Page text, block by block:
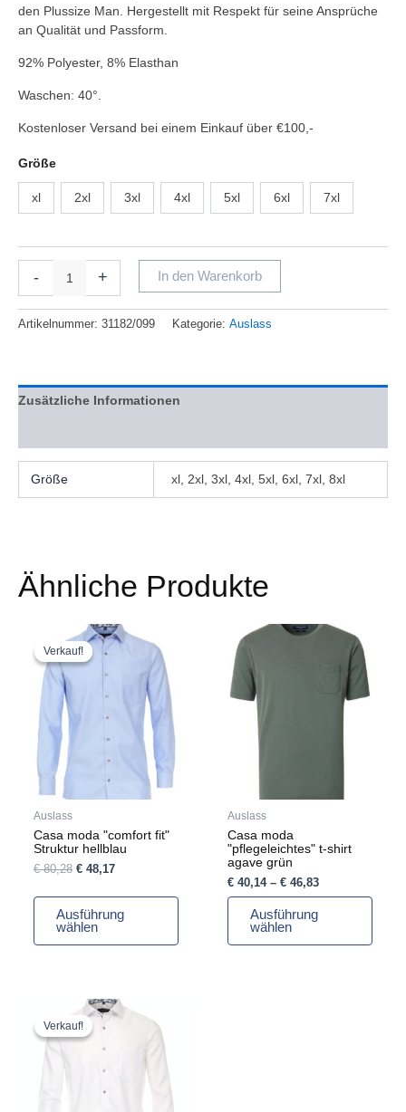
den Plussize Man. Hergestellt mit Respekt für seine Ansprüche
an Qualität und Passform.
92% Polyester, 8% Elasthan
Waschen: 40°.
Kostenloser Versand bei einem Einkauf über €100,-
Größe
xl 2xl 3xl 4xl 5xl 6xl 7xl
- + In den Warenkorb
Artikelnummer: 31182/099 Kategorie: Auslass
Zusätzliche Informationen
Größe xl, 2xl, 3xl, 4xl, 5xl, 6xl, 7xl, 8xl
Ähnliche Produkte
Verkauf!
Verkauf!
Auslass
Casa moda "comfort fit"
Struktur hellblau
€80,28
Ursprünglicher
Preis
war:
€ 80,28
€48,17
Aktueller
Preis
€ 48,17.
Ausführung
wählen
Produkt
weist
mehrere
Varianten
auf.
Die
Optionen
können
der
Produktseite
gewählt
werden
Auslass
Casa moda
"pflegeleichtes" t-shirt
agave grün
€40,14 – €46,83
Preisspanne:
€ 40,14
€ 46,83
Ausführung
wählen
Dieses
Produkt
weist
mehrere
Varianten
der
Produktseite
gewählt
werden
Verkauf!
Verkauf!
Ursprünglicher
Preis
war:
€ 80,28
Aktueller
Preis
Produkt
weist